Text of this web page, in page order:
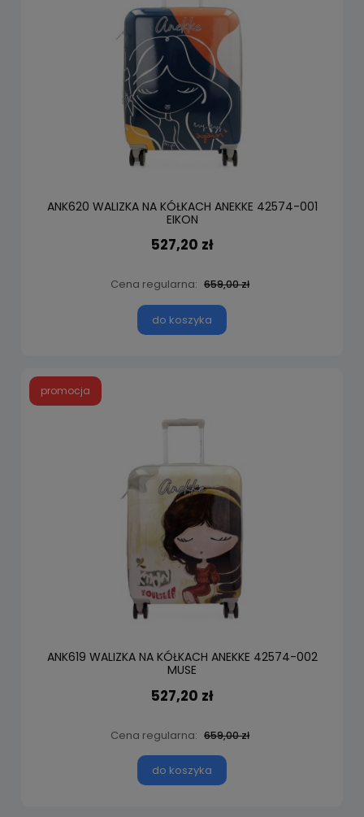
ANK620 WALIZKA NA KÓŁKACH ANEKKE 42574-001
EIKON
527,20 zł
Cena regularna: 659,00 zł
do koszyka
ANK619 WALIZKA NA KÓŁKACH ANEKKE 42574-002
MUSE
527,20 zł
Cena regularna: 659,00 zł
do koszyka
promocja